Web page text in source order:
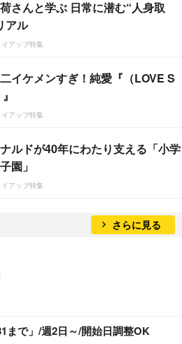
さんと学ぶ 日常に潜む“人身取
アル
アップ特集
イケメンすぎ！純愛『（LOVE S
アップ特集
ルドが40年にわたり支える「小学
園」
アップ特集
さらに見る
まで」/週2日～/開始日調整OK